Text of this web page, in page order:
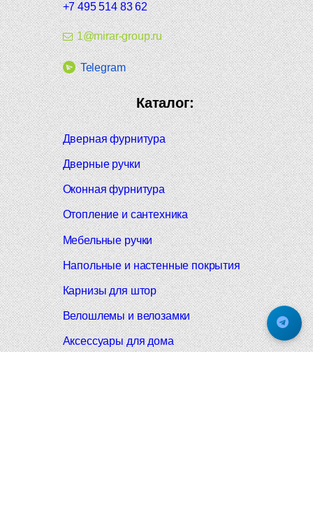
+7 495 514 83 62
1@mirar-group.ru
Telegram
Каталог:
Дверная фурнитура
Дверные ручки
Оконная фурнитура
Отопление и сантехника
Мебельные ручки
Напольные и настенные покрытия
Карнизы для штор
Велошлемы и велозамки
Аксессуары для дома